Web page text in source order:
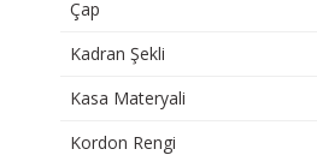
Çap
Kadran Şekli
Kasa Materyali
Kordon Rengi